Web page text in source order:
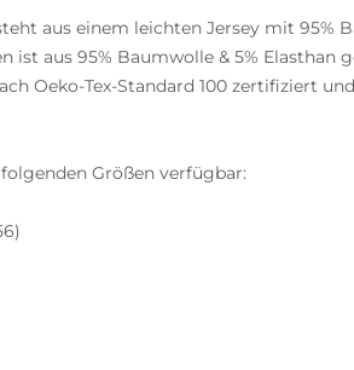
aus einem leichten Jersey mit 95%
ist aus 95% Baumwolle & 5% Elasthan
Oeko-Tex-Standard 100 zertifiziert
Größen verfügbar: